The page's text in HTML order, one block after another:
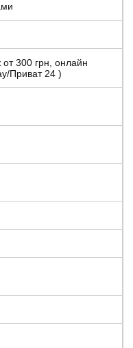
300 грн, онлайн
Приват 24 )